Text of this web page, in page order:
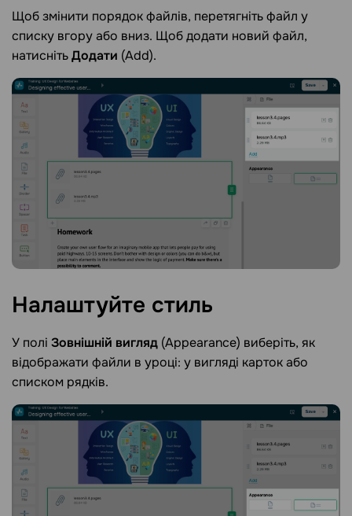
Щоб змінити порядок файлів, перетягніть файл у
списку вгору або вниз. Щоб додати новий файл,
натиснітьДодати (Add).
Налаштуйте стиль
У полі Зовнішній вигляд (Appearance) виберіть, як
відображати файли в уроці: у вигляді карток або
списком рядків.